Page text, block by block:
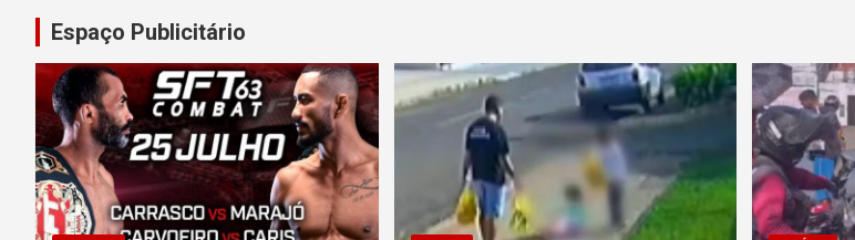
Espaço Publicitário